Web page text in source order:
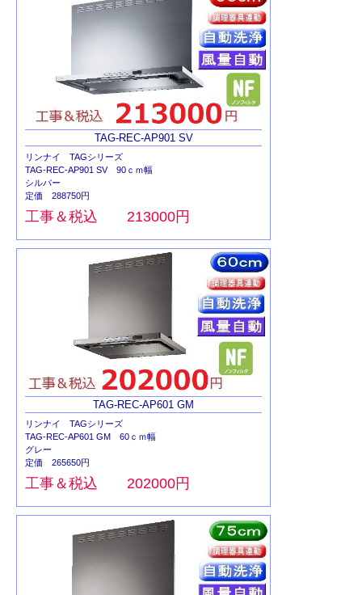
TAG-REC-AP901 SV
リンナイ TAGシリーズ
TAG-REC-AP901 SV 90ｃｍ幅
シルバー
定価 288750円
工事＆税込 213000円
TAG-REC-AP601 GM
リンナイ TAGシリーズ
TAG-REC-AP601 GM 60ｃｍ幅
グレー
定価 265650円
工事＆税込 202000円